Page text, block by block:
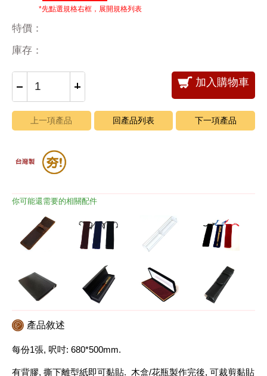
*先點選規格右框，展開規格列表
特價：
庫存：
加入購物車
上一項產品 回產品列表 下一項產品
你可能還需要的相關配件
產品敘述
每份1張, 呎吋: 680*500mm.
有背膠, 撕下離型紙即可黏貼. 木盒/花瓶製作完後, 可裁剪黏貼